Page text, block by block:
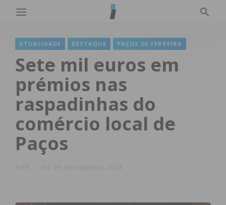
ATUALIDADE DESTAQUE PAÇOS DE FERREIRA
Sete mil euros em
prémios nas
raspadinhas do
comércio local de
Paços